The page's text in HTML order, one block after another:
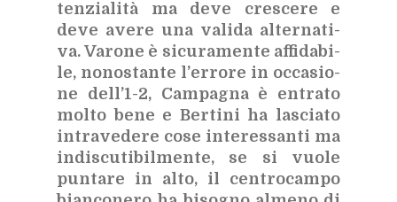
ten­zia­li­tà ma deve cre­sce­re e
deve ave­re una va­li­da al­ter­na­ti­
va. Va­ro­ne è si­cu­ra­men­te af­fi­da­bi­
le, no­no­stan­te l’er­ro­re in oc­ca­sio­
ne del­l’1-2, Cam­pa­gna è en­tra­to
mol­to bene e Ber­ti­ni ha la­scia­to
in­tra­ve­de­re cose in­te­res­san­ti ma
in­di­scu­ti­bil­men­te, se si vuo­le
pun­ta­re in alto, il cen­tro­cam­po